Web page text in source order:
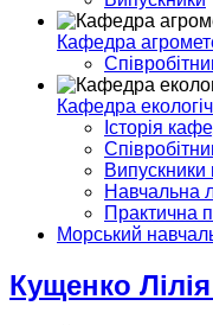
Кафедра
Кафедра
Історія
Навчальна
Практична
Морський
Кущенко